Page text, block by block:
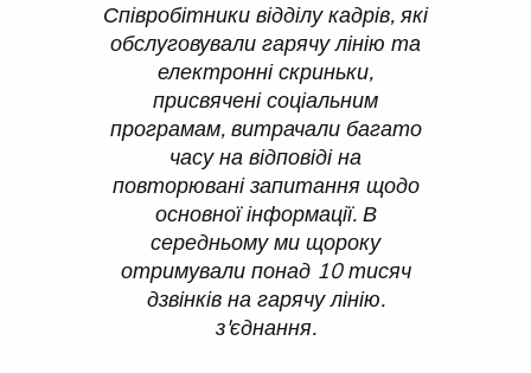
Співробітники відділу кадрів, які
обслуговували гарячу лінію та
електронні скриньки,
присвячені соціальним
програмам, витрачали багато
часу на відповіді на
повторювані запитання щодо
основної інформації. В
середньому ми щороку
отримували понад 10 тисяч
дзвінків на гарячу лінію.
з'єднання.